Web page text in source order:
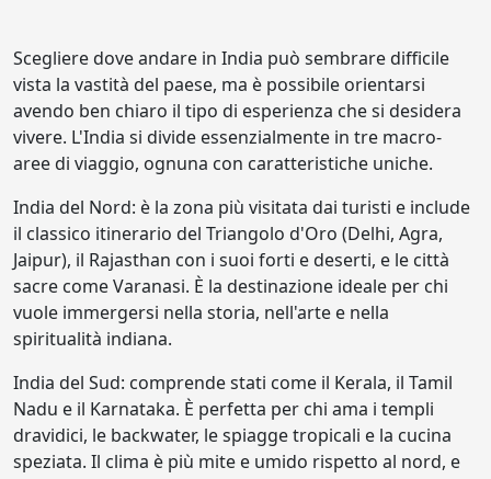
Scegliere dove andare in India può sembrare difficile
vista la vastità del paese, ma è possibile orientarsi
avendo ben chiaro il tipo di esperienza che si desidera
vivere. L'India si divide essenzialmente in tre macro-
aree di viaggio, ognuna con caratteristiche uniche.
India del Nord: è la zona più visitata dai turisti e include
il classico itinerario del Triangolo d'Oro (Delhi, Agra,
Jaipur), il Rajasthan con i suoi forti e deserti, e le città
sacre come Varanasi. È la destinazione ideale per chi
vuole immergersi nella storia, nell'arte e nella
spiritualità indiana.
India del Sud: comprende stati come il Kerala, il Tamil
Nadu e il Karnataka. È perfetta per chi ama i templi
dravidici, le backwater, le spiagge tropicali e la cucina
speziata. Il clima è più mite e umido rispetto al nord, e